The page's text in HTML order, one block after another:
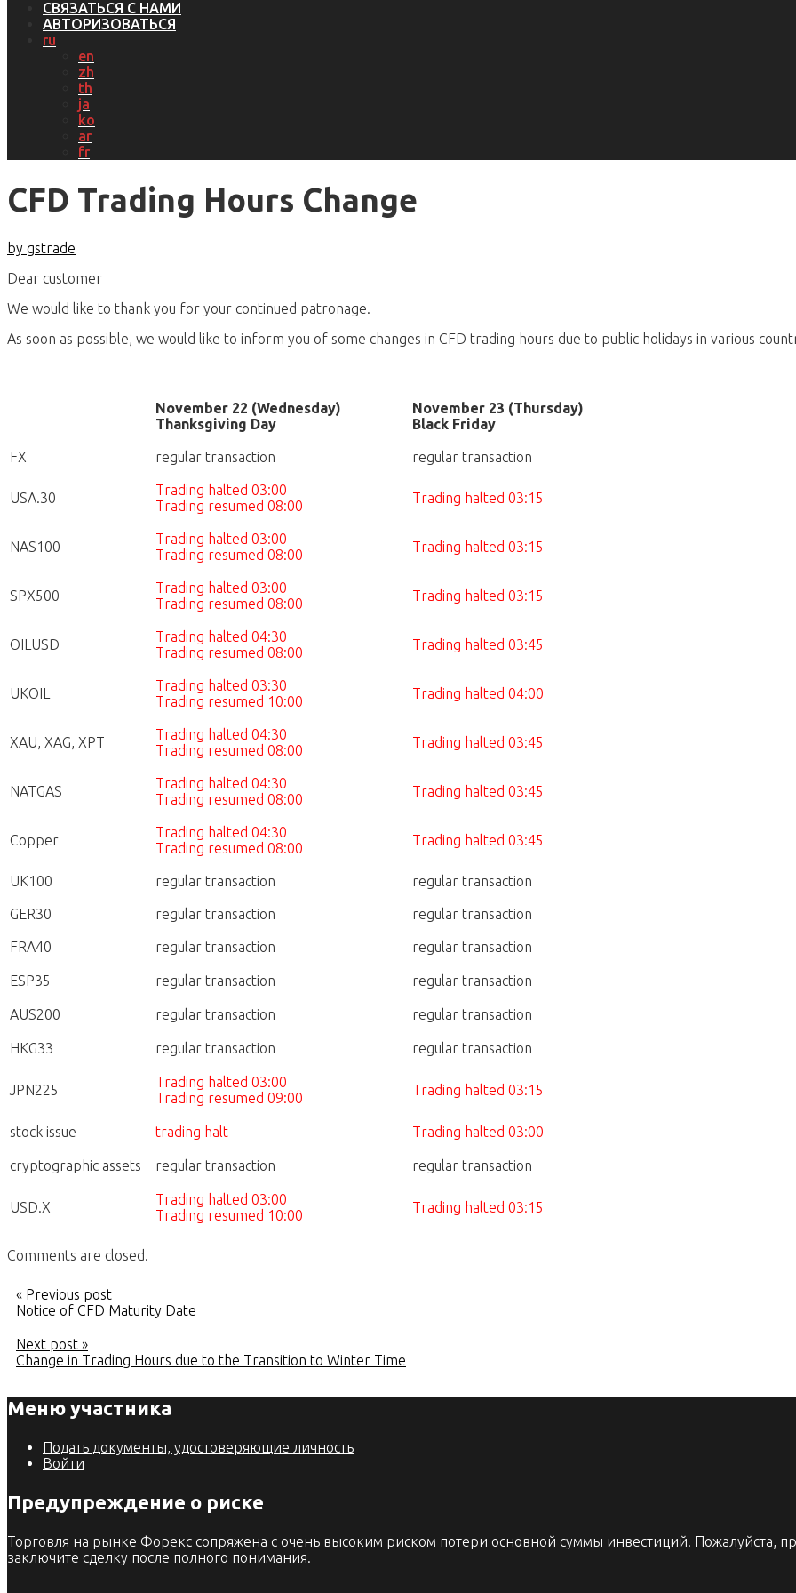
СВЯЗАТЬСЯ С НАМИ
АВТОРИЗОВАТЬСЯ
ru
en
zh
th
ja
ko
ar
fr
CFD Trading Hours Change
by gstrade
Dear customer
We would like to thank you for your continued patronage.
As soon as possible, we would like to inform you of some changes in CFD trading hours due to public holidays in various
November 22 (Wednesday)
Thanksgiving Day
November 23 (Thursday)
Black Friday
FX regular transaction regular transaction
USA.30
Trading halted 03:00
Trading resumed 08:00
Trading halted 03:15
NAS100
Trading halted 03:00
Trading resumed 08:00
Trading halted 03:15
SPX500
Trading halted 03:00
Trading resumed 08:00
Trading halted 03:15
OILUSD
Trading halted 04:30
Trading resumed 08:00
Trading halted 03:45
UKOIL
Trading halted 03:30
Trading resumed 10:00
Trading halted 04:00
XAU, XAG, XPT
Trading halted 04:30
Trading resumed 08:00
Trading halted 03:45
NATGAS
Trading halted 04:30
Trading resumed 08:00
Trading halted 03:45
Copper
Trading halted 04:30
Trading resumed 08:00
Trading halted 03:45
UK100 regular transaction regular transaction
GER30 regular transaction regular transaction
FRA40 regular transaction regular transaction
ESP35 regular transaction regular transaction
AUS200 regular transaction regular transaction
HKG33 regular transaction regular transaction
JPN225
Trading halted 03:00
Trading resumed 09:00
Trading halted 03:15
stock issue trading halt Trading halted 03:00
cryptographic assets regular transaction regular transaction
USD.X
Trading halted 03:00
Trading resumed 10:00
Trading halted 03:15
Comments are closed.
« Previous post
Notice of CFD Maturity Date
Next post »
Change in Trading Hours due to the Transition to Winter Time
Меню участника
Подать документы, удостоверяющие личность
Войти
Предупреждение о риске
Торговля на рынке Форекс сопряжена с очень высоким риском потери основной суммы инвестиций. Пожалуйста,
заключите сделку после полного понимания.